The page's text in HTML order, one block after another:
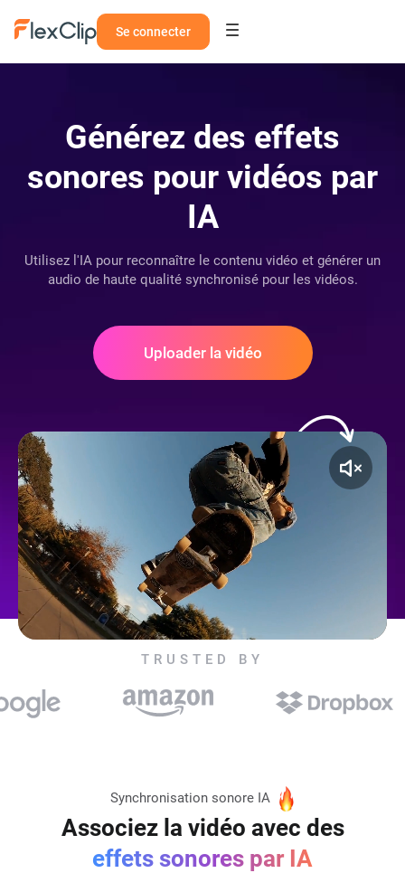
Se connecter
Générez des effets
sonores pour vidéos par
IA
Utilisez l'IA pour reconnaître le contenu vidéo et générer un
audio de haute qualité synchronisé pour les vidéos.
Uploader la vidéo
TRUSTED BY
Synchronisation sonore IA
Associez la vidéo avec des
effets sonores par IA